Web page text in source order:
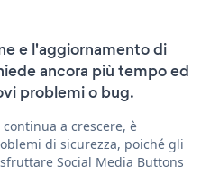
e l'aggiornamento di
ancora più tempo ed
problemi o bug.
a crescere, è
di sicurezza, poiché gli
Social Media Buttons